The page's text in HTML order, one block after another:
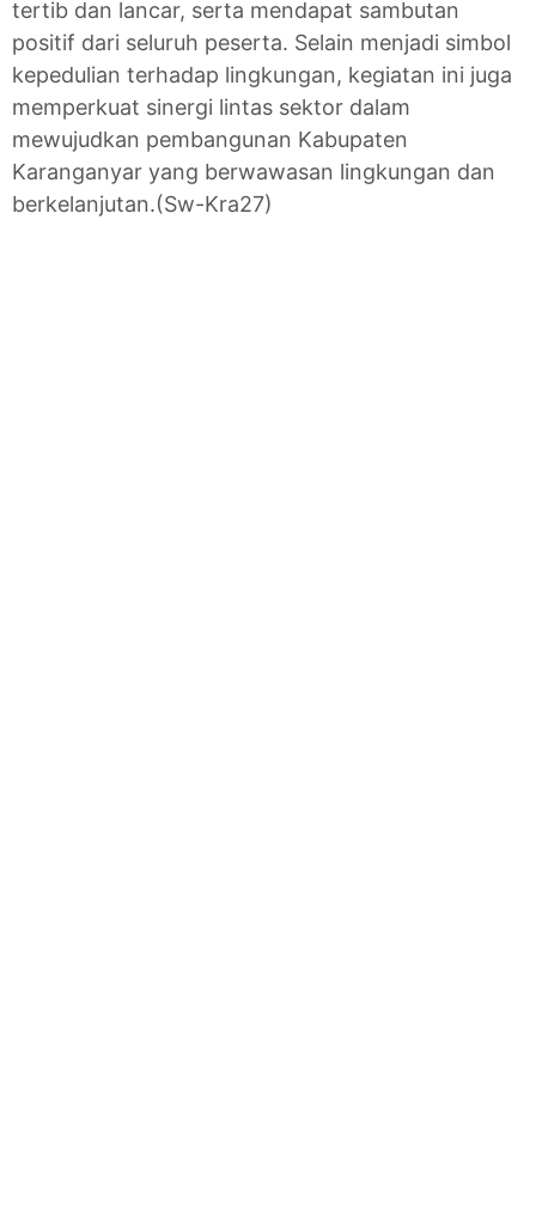
tertib dan lancar, serta mendapat sambutan
positif dari seluruh peserta. Selain menjadi simbol
kepedulian terhadap lingkungan, kegiatan ini juga
memperkuat sinergi lintas sektor dalam
mewujudkan pembangunan Kabupaten
Karanganyar yang berwawasan lingkungan dan
berkelanjutan.(Sw-Kra27)